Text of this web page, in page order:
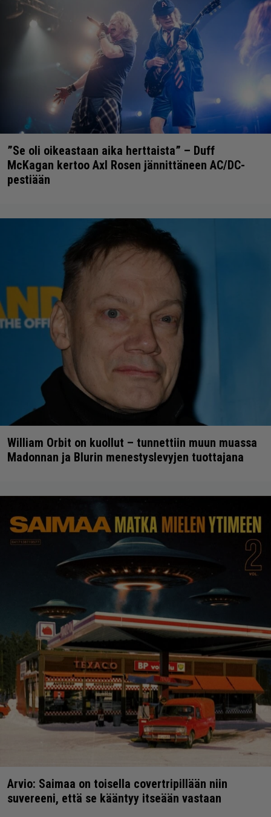
”Se oli oikeastaan aika herttaista” – Duff
McKagan kertoo Axl Rosen jännittäneen AC/DC-
pestiään
William Orbit on kuollut – tunnettiin muun muassa
Madonnan ja Blurin menestyslevyjen tuottajana
Arvio: Saimaa on toisella covertripillään niin
suvereeni, että se kääntyy itseään vastaan